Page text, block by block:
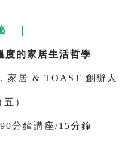
｜
度的家居生活哲學
家居 & TOAST 創辦人
）
分鐘講座/15分鐘